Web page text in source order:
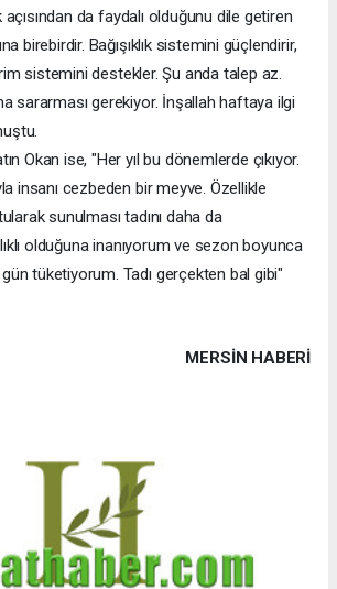
açısından da faydalı olduğunu dile getiren
birebirdir. Bağışıklık sistemini güçlendirir,
sistemini destekler. Şu anda talep az.
sararması gerekiyor. İnşallah haftaya ilgi
Okan ise, "Her yıl bu dönemlerde çıkıyor.
insanı cezbeden bir meyve. Özellikle
sunulması tadını daha da
olduğuna inanıyorum ve sezon boyunca
tüketiyorum. Tadı gerçekten bal gibi"
MERSIN HABERİ